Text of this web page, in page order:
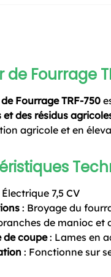
de Fourrage
Fourrage TRF-750
et des résidus
agricole et en
7,5 CV
: Broyage du
de manioc et
de coupe: Lames en
: Fonctionne sur